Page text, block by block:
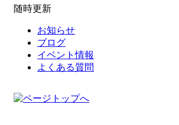
随時更新
お知らせ
ブログ
イベント情報
よくある質問